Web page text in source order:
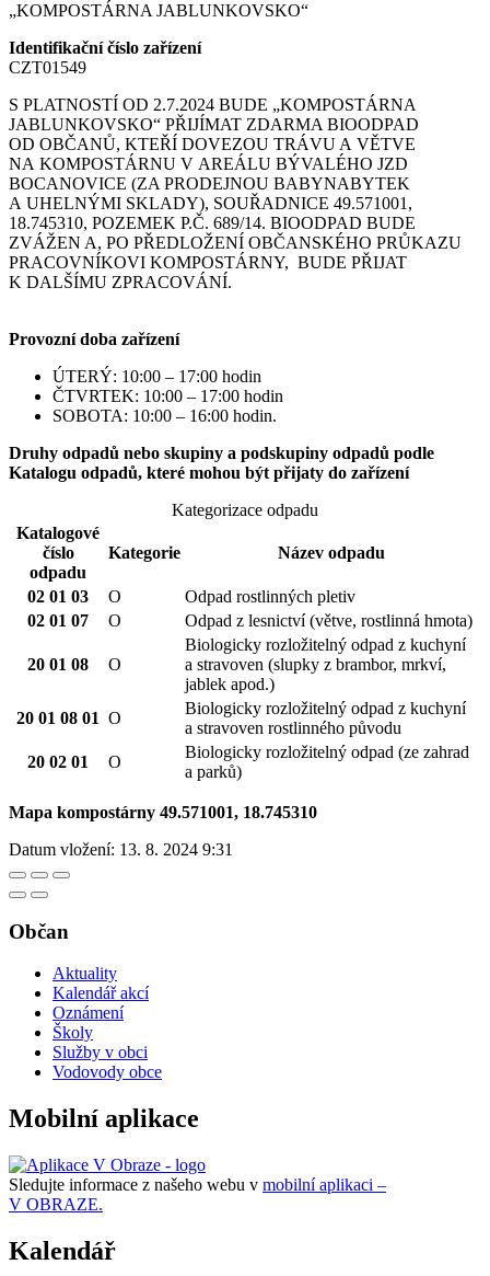
„KOMPOSTÁRNA JABLUNKOVSKO“
Identifikační číslo zařízení
CZT01549
S PLATNOSTÍ OD 2.7.2024 BUDE „KOMPOSTÁRNA
JABLUNKOVSKO“ PŘIJÍMAT ZDARMA BIOODPAD
OD OBČANŮ, KTEŘÍ DOVEZOU TRÁVU A VĚTVE
NA KOMPOSTÁRNU V AREÁLU BÝVALÉHO JZD
BOCANOVICE (ZA PRODEJNOU BABYNABYTEK
A UHELNÝMI SKLADY), SOUŘADNICE 49.571001,
18.745310, POZEMEK P.Č. 689/14. BIOODPAD BUDE
ZVÁŽEN A, PO PŘEDLOŽENÍ OBČANSKÉHO PRŮKAZU
PRACOVNÍKOVI KOMPOSTÁRNY, BUDE PŘIJAT
K DALŠÍMU ZPRACOVÁNÍ.
Provozní doba zařízení
ÚTERÝ: 10:00 – 17:00 hodin
ČTVRTEK: 10:00 – 17:00 hodin
SOBOTA: 10:00 – 16:00 hodin.
Druhy odpadů nebo skupiny a podskupiny odpadů podle
Katalogu odpadů, které mohou být přijaty do zařízení
Kategorizace odpadu
Katalogové
číslo
odpadu
Kategorie Název odpadu
02 01 03 O
Odpad rostlinných pletiv
02 01 07
O Odpad z lesnictví (větve, rostlinná hmota)
20 01 08 O
Biologicky rozložitelný odpad z kuchyní
a stravoven (slupky z brambor, mrkví,
jablek apod.)
20 01 08 01 O
Biologicky rozložitelný odpad z kuchyní
a stravoven rostlinného původu
20 02 01
O
Biologicky rozložitelný odpad (ze zahrad
a parků)
Mapa kompostárny 49.571001, 18.745310
Datum vložení: 13. 8. 2024 9:31
Občan
Aktuality
Kalendář akcí
Oznámení
Školy
Služby v obci
Vodovody obce
Mobilní aplikace
Sledujte informace z našeho webu v mobilní aplikaci –
V OBRAZE.
Kalendář